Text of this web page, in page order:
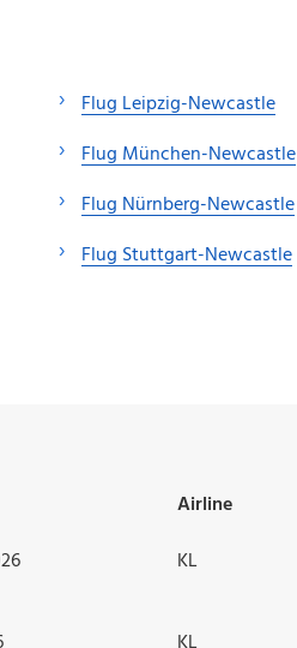
Flug Leipzig-Newcastle
Flug München-Newcastle
Flug Nürnberg-Newcastle
Flug Stuttgart-Newcastle
Airline
KL